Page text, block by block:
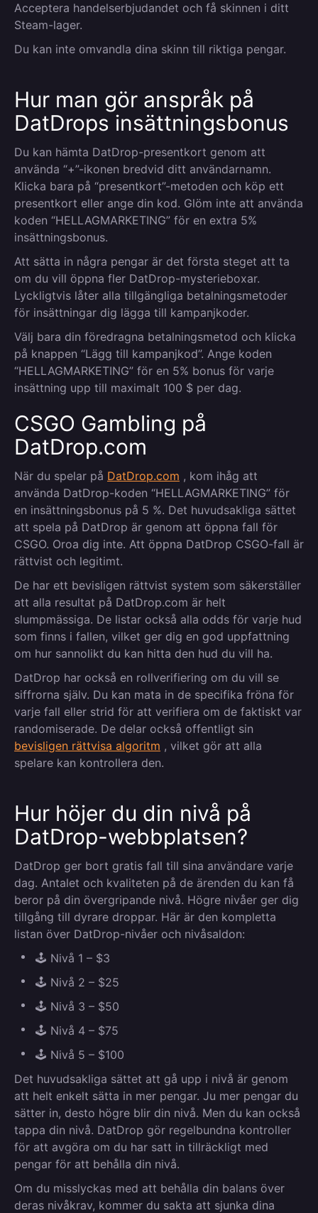
Acceptera handelserbjudandet och få skinnen i ditt
Steam-lager.
Du kan inte omvandla dina skinn till riktiga pengar.
Hur man gör anspråk på
DatDrops insättningsbonus
Du kan hämta DatDrop-presentkort genom att
använda “+”-ikonen bredvid ditt användarnamn.
Klicka bara på “presentkort”-metoden och köp ett
presentkort eller ange din kod. Glöm inte att använda
koden “HELLAGMARKETING” för en extra 5%
insättningsbonus.
Att sätta in några pengar är det första steget att ta
om du vill öppna fler DatDrop-mysterieboxar.
Lyckligtvis låter alla tillgängliga betalningsmetoder
för insättningar dig lägga till kampanjkoder.
Välj bara din föredragna betalningsmetod och klicka
på knappen “Lägg till kampanjkod”. Ange koden
“HELLAGMARKETING” för en 5% bonus för varje
insättning upp till maximalt 100 $ per dag.
CSGO Gambling på
DatDrop.com
När du spelar på DatDrop.com , kom ihåg att
använda DatDrop-koden “HELLAGMARKETING” för
en insättningsbonus på 5 %. Det huvudsakliga sättet
att spela på DatDrop är genom att öppna fall för
CSGO. Oroa dig inte. Att öppna DatDrop CSGO-fall är
rättvist och legitimt.
De har ett bevisligen rättvist system som säkerställer
att alla resultat på DatDrop.com är helt
slumpmässiga. De listar också alla odds för varje hud
som finns i fallen, vilket ger dig en god uppfattning
om hur sannolikt du kan hitta den hud du vill ha.
DatDrop har också en rollverifiering om du vill se
siffrorna själv. Du kan mata in de specifika fröna för
varje fall eller strid för att verifiera om de faktiskt var
randomiserade. De delar också offentligt sin
bevisligen rättvisa algoritm , vilket gör att alla
spelare kan kontrollera den.
Hur höjer du din nivå på
DatDrop-webbplatsen?
DatDrop ger bort gratis fall till sina användare varje
dag. Antalet och kvaliteten på de ärenden du kan få
beror på din övergripande nivå. Högre nivåer ger dig
tillgång till dyrare droppar. Här är den kompletta
listan över DatDrop-nivåer och nivåsaldon:
🕹️ Nivå 1 – $3
🕹️ Nivå 2 – $25
🕹️ Nivå 3 – $50
🕹️ Nivå 4 – $75
🕹️ Nivå 5 – $100
Det huvudsakliga sättet att gå upp i nivå är genom
att helt enkelt sätta in mer pengar. Ju mer pengar du
sätter in, desto högre blir din nivå. Men du kan också
tappa din nivå. DatDrop gör regelbundna kontroller
för att avgöra om du har satt in tillräckligt med
pengar för att behålla din nivå.
Om du misslyckas med att behålla din balans över
deras nivåkrav, kommer du sakta att sjunka dina